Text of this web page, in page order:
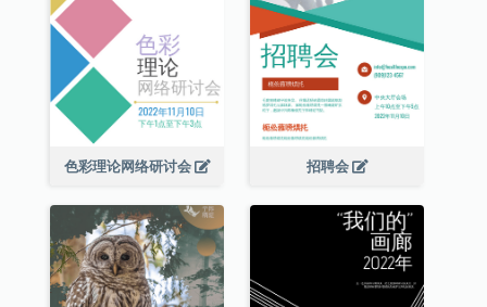
色彩理论网络研讨会 招聘会